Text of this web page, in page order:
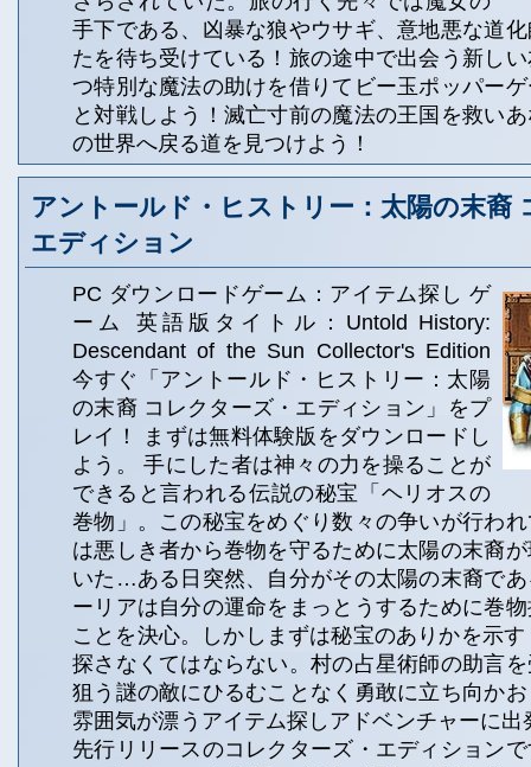
手下である、凶暴な狼やウサギ、意地悪な道
たを待ち受けている！旅の途中で出会う新し
つ特別な魔法の助けを借りてビー玉ポッパー
と対戦しよう！滅亡寸前の魔法の王国を救い
の世界へ戻る道を見つけよう！
アントールド・ヒストリー：太陽の末裔
エディション
PC ダウンロードゲーム：アイテム探し ゲ
ーム 英語版タイトル：Untold History:
Descendant of the Sun Collector's Edition
今すぐ「アントールド・ヒストリー：太陽
の末裔 コレクターズ・エディション」をプ
レイ！ まずは無料体験版をダウンロードし
よう。 手にした者は神々の力を操ることが
できると言われる伝説の秘宝「ヘリオスの
巻物」。この秘宝をめぐり数々の争いが行わ
は悪しき者から巻物を守るために太陽の末裔
いた…ある日突然、自分がその太陽の末裔で
ーリアは自分の運命をまっとうするために巻
ことを決心。しかしまずは秘宝のありかを示
探さなくてはならない。村の占星術師の助言
狙う謎の敵にひるむことなく勇敢に立ち向か
雰囲気が漂うアイテム探しアドベンチャーに
先行リリースのコレクターズ・エディション